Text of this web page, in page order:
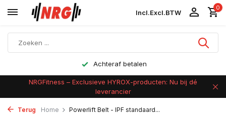
Incl.Excl.BTW
0
Achteraf betalen
NRGFitness – Exclusieve HYROX-producten: Nu bij dé
leverancier
Terug Home Powerlift Belt - IPF standaard...